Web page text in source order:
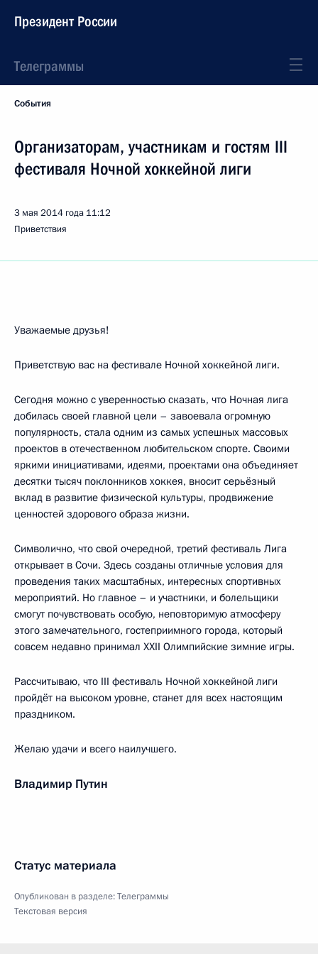
Президент России
Телеграммы
События
Организаторам, участникам и гостям III
фестиваля Ночной хоккейной лиги
3 мая 2014 года 11:12
Приветствия
Уважаемые друзья!
Приветствую вас на фестивале Ночной хоккейной лиги.
Сегодня можно с уверенностью сказать, что Ночная лига
добилась своей главной цели – завоевала огромную
популярность, стала одним из самых успешных массовых
проектов в отечественном любительском спорте. Своими
яркими инициативами, идеями, проектами она объединяет
десятки тысяч поклонников хоккея, вносит серьёзный
вклад в развитие физической культуры, продвижение
ценностей здорового образа жизни.
Символично, что свой очередной, третий фестиваль Лига
открывает в Сочи. Здесь созданы отличные условия для
проведения таких масштабных, интересных спортивных
мероприятий. Но главное – и участники, и болельщики
смогут почувствовать особую, неповторимую атмосферу
этого замечательного, гостеприимного города, который
совсем недавно принимал XXII Олимпийские зимние игры.
Рассчитываю, что III фестиваль Ночной хоккейной лиги
пройдёт на высоком уровне, станет для всех настоящим
праздником.
Желаю удачи и всего наилучшего.
Владимир Путин
Статус материала
Опубликован в разделе:Телеграммы
Текстовая версия